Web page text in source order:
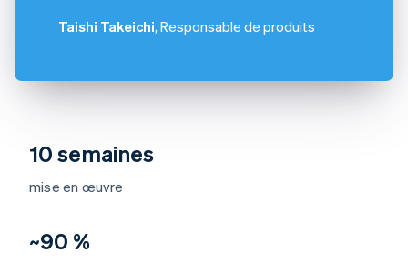
10 semaines
mise en œuvre
~90 %
Taishi Takeichi, Responsable de produits